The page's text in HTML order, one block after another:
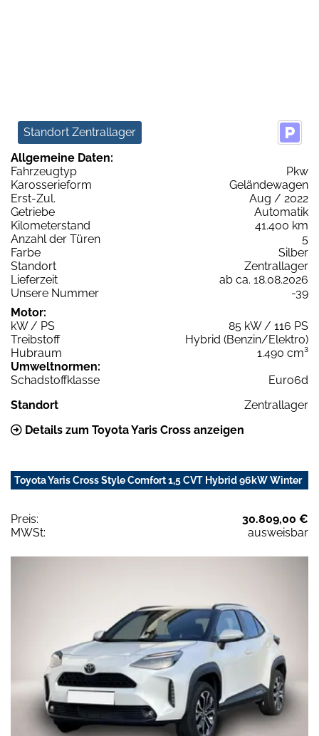
Standort Zentrallager
Allgemeine Daten:
Fahrzeugtyp
Pkw
Karosserieform
Geländewagen
Erst-Zul.
Aug / 2022
Getriebe
Automatik
Kilometerstand
41.400 km
Anzahl der Türen
5
Farbe
Silber
Standort
Zentrallager
Lieferzeit
ab ca. 18.08.2026
Unsere Nummer
-39
Motor:
kW / PS
85 kW / 116 PS
Treibstoff
Hybrid (Benzin/Elektro)
Hubraum
1.490 cm³
Umweltnormen:
Schadstoffklasse
Euro6d
Standort
Zentrallager
Details zum Toyota Yaris Cross anzeigen
Toyota Yaris Cross Style Comfort 1,5 CVT Hybrid 96kW Winter
Preis:
30.809,00 €
MWSt:
ausweisbar